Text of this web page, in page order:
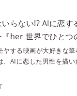
らない!? AIに恋
her 世界でひとつ
ヤする映画が大好きな
、AIに恋した男性を描い